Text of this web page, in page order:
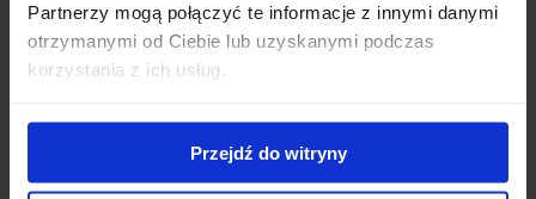
Partnerzy mogą połączyć te informacje z innymi danymi
otrzymanymi od Ciebie lub uzyskanymi podczas
korzystania z ich usług.
Przejdź do witryny